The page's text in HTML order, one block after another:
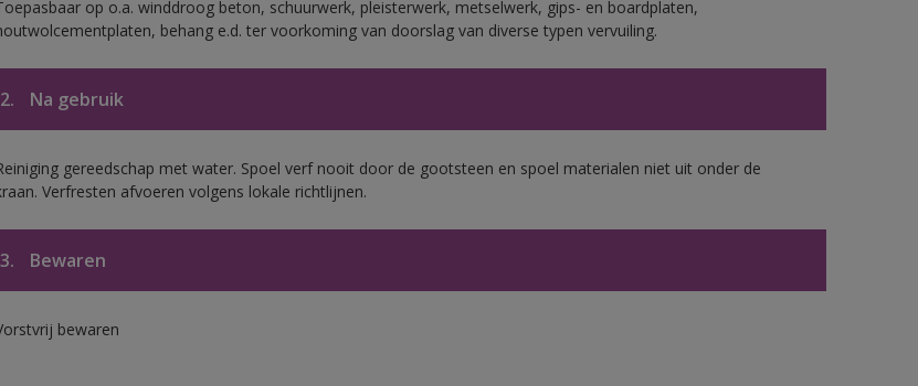
op o.a. winddroog beton, schuurwerk, pleisterwerk, metselwerk, gips- en boardplaten,
behang e.d. ter voorkoming van doorslag van diverse typen vervuiling.
2. Na gebruik
gereedschap met water. Spoel verf nooit door de gootsteen en spoel materialen niet uit onder de
Verfresten afvoeren volgens lokale richtlijnen.
3. Bewaren
bewaren